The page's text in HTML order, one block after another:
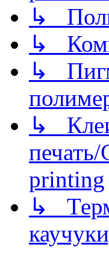
↳
↳
↳
↳
printing
↳